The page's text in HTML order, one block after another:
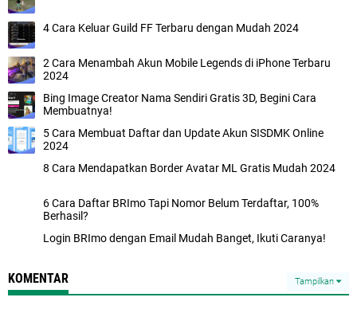
4 Cara Keluar Guild FF Terbaru dengan Mudah 2024
2 Cara Menambah Akun Mobile Legends di iPhone Terbaru
2024
Bing Image Creator Nama Sendiri Gratis 3D, Begini Cara
Membuatnya!
5 Cara Membuat Daftar dan Update Akun SISDMK Online
2024
8 Cara Mendapatkan Border Avatar ML Gratis Mudah 2024
6 Cara Daftar BRImo Tapi Nomor Belum Terdaftar, 100%
Berhasil?
Login BRImo dengan Email Mudah Banget, Ikuti Caranya!
KOMENTAR Tampilkan